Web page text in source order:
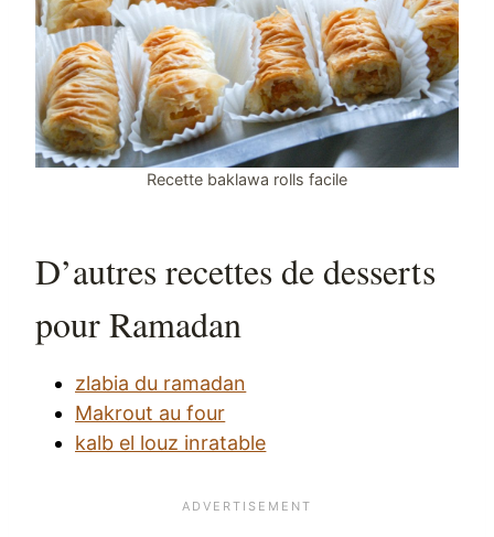
Recette baklawa rolls facile
D’autres recettes de desserts
pour Ramadan
zlabia du ramadan
Makrout au four
kalb el louz inratable